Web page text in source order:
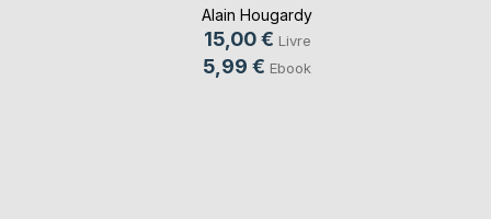
Alain Hougardy
15,00 € Livre
5,99 € Ebook